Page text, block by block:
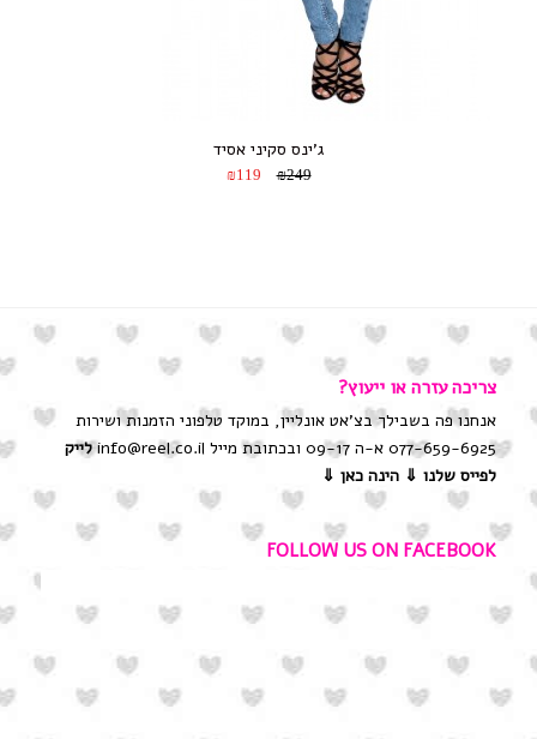
ג’ינס סקיני אסיד
₪249
₪119
צריכה עזרה או ייעוץ?
אנחנו פה בשבילך בצ'אט אונליין, במוקד טלפוני הזמנות ושירות
077-659-6925 א-ה 09-17 ובכתובת מייל info@reel.co.il
לייק
לפייס שלנו ⇓ הינה כאן ⇓
FOLLOW US ON FACEBOOK